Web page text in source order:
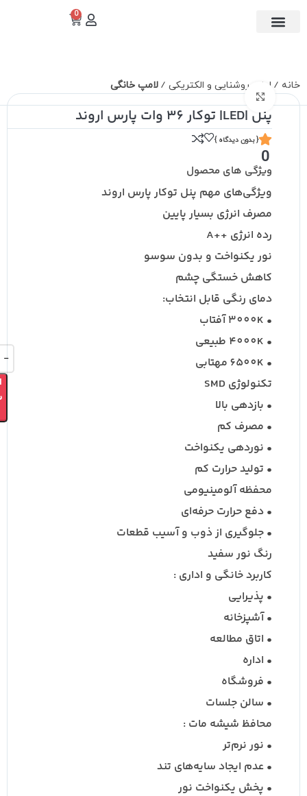
0
خانه لوازم روشنایی و الکتریکی لامپ خانگی
برای بزرگنمایی کلیک کنید
پنل |LED| توکار 36 وات پارس اروند
0
{ بدون دیدگاه }
ویژگی های محصول
ویژگی‌های مهم پنل توکار پارس اروند
مصرف انرژی بسیار پایین
رده انرژی ++A
نور یکنواخت و بدون سوسو
کاهش خستگی چشم
دمای رنگی قابل انتخاب:
• 3000K آفتاب
• 4000K طبیعی
• 6500K مهتابی
تکنولوژی SMD
• بازدهی بالا
• مصرف کم
• نوردهی یکنواخت
• تولید حرارت کم
محفظه آلومینیومی
• دفع حرارت حرفه‌ای
• جلوگیری از ذوب و آسیب قطعات
رنگ نور سفید
کاربرد خانگی و اداری :
• پذیرایی
• آشپزخانه
• اتاق مطالعه
• اداره
• فروشگاه
• سالن جلسات
محافظ شیشه مات :
• نور نرم‌تر
• عدم ایجاد سایه‌های تند
• پخش یکنواخت نور